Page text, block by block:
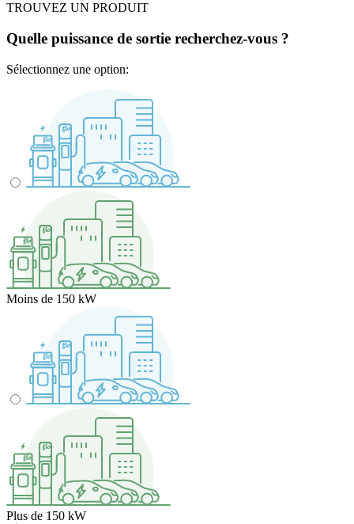
TROUVEZ UN PRODUIT
Quelle puissance de sortie recherchez-vous ?
Sélectionnez une option:
Moins de 150 kW
Plus de 150 kW